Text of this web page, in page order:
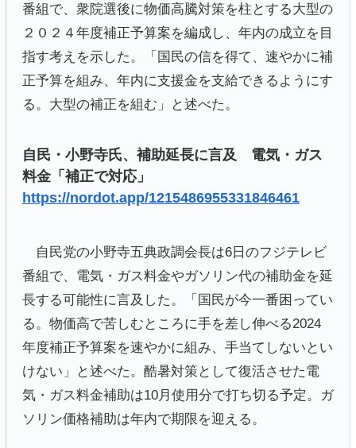
番組で、衆院選後に物価高騰対策を柱とする大型の
２０２４年度補正予算案を編成し、年内の成立を目
指す考えを示した。「国民の信を得て、速やかに補
正予算を組み、年内に支援金を支給できるようにす
る。大型の補正を組む」と述べた。
自民・小野寺氏、補助延長に言及 電気・ガス
料金「補正で対応」
https://nordot.app/1215486955331846461
自民党の小野寺五典政調会長は6日のフジテレビ
番組で、電気・ガス料金やガソリン代の補助金を延
長する可能性に言及した。「国民が今一番困ってい
る。物価高で苦しむところに手を差し伸べる2024
年度補正予算案を速やかに組み、手当てしないとい
けない」と述べた。酷暑対策として復活させた電
気・ガス料金補助は10月使用分で打ち切る予定。ガ
ソリン価格補助は年内で期限を迎える。